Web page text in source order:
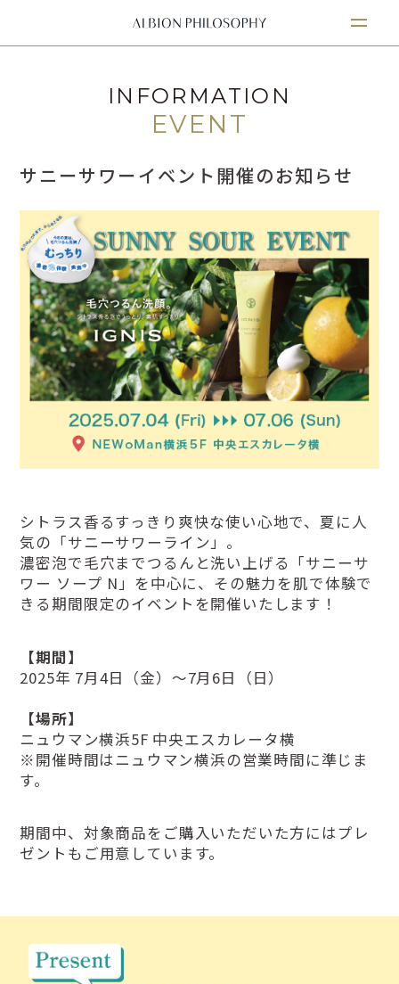
INFORMATION
EVENT
サニーサワーイベント開催のお知らせ
シトラス香るすっきり爽快な使い心地で、夏に人
気の「サニーサワーライン」。
濃密泡で毛穴までつるんと洗い上げる「サニーサ
ワー ソープ N」を中心に、その魅力を肌で体験で
きる期間限定のイベントを開催いたします！
【期間】
2025年 7月4日（金）～7月6日（日）
【場所】
ニュウマン横浜5F 中央エスカレータ横
※開催時間はニュウマン横浜の営業時間に準じま
す。
期間中、対象商品をご購入いただいた方にはプレ
ゼントもご用意しています。